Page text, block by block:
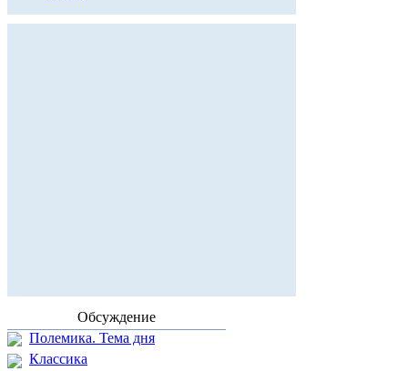
Обсуждение
Полемика. Тема дня
Классика